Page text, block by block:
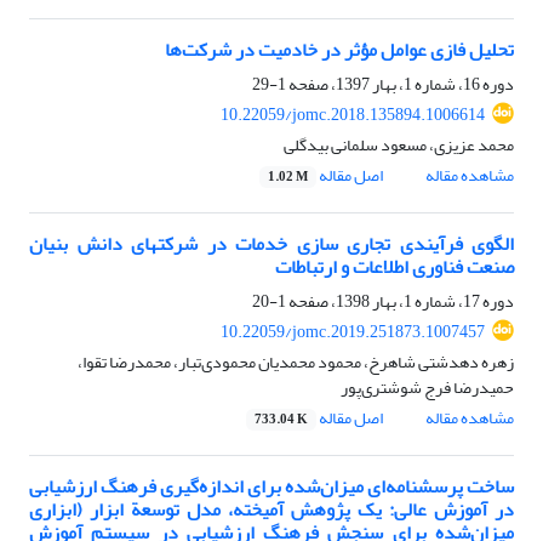
تحلیل فازی عوامل مؤثر در خادمیت در شرکت‌ها
دوره 16، شماره 1، بهار 1397، صفحه
1-29
10.22059/jomc.2018.135894.1006614
محمد عزیزی، مسعود سلمانی بیدگلی
مشاهده مقاله
اصل مقاله 1.02 M
الگوی فرآیندی تجاری سازی خدمات در شرکت‏های دانش‏ بنیان
صنعت فناوری اطلاعات و ارتباطات
دوره 17، شماره 1، بهار 1398، صفحه
1-20
10.22059/jomc.2019.251873.1007457
زهره دهدشتی شاهرخ، محمود محمدیان محمودی‌تبار، محمدرضا تقوا،
حمیدرضا فرج شوشتری‌پور
مشاهده مقاله
اصل مقاله 733.04 K
ساخت پرسشنامه‌ای میزان‌شده برای انداز‌ه‌‌گیری فرهنگ ارزشیابی
در آموزش عالی: یک پژوهش آمیخته، مدل توسعة ابزار (ابزاری
میزان‌شده برای سنجش فرهنگ ارزشیابی در سیستم آموزش